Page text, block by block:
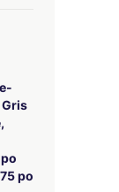
Gris
po